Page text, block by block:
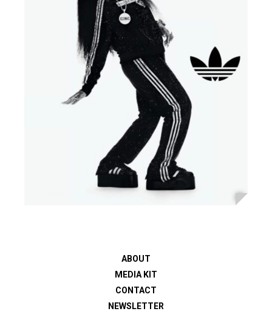
ABOUT
MEDIA KIT
CONTACT
NEWSLETTER